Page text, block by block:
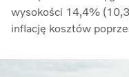
wysokości 14,4%
inflację kosztów
Zwrot z